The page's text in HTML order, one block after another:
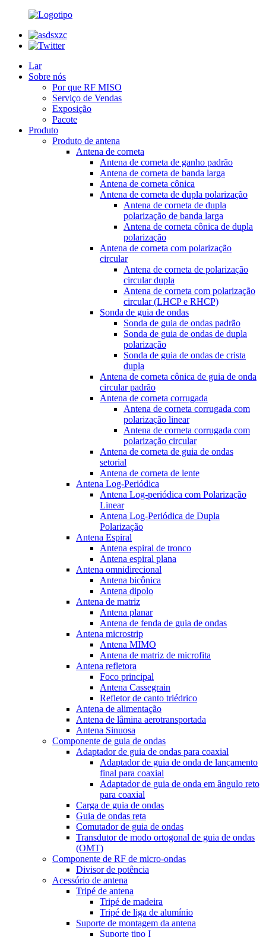
Lar
Sobre nós
Por que RF MISO
Serviço de Vendas
Exposição
Pacote
Produto
Produto de antena
Antena de corneta
Antena de corneta de ganho padrão
Antena de corneta de banda larga
Antena de corneta cônica
Antena de corneta de dupla polarização
Antena de corneta de dupla
polarização de banda larga
Antena de corneta cônica de dupla
polarização
Antena de corneta com polarização
circular
Antena de corneta de polarização
circular dupla
Antena de corneta com polarização
circular (LHCP e RHCP)
Sonda de guia de ondas
Sonda de guia de ondas padrão
Sonda de guia de ondas de dupla
polarização
Sonda de guia de ondas de crista
dupla
Antena de corneta cônica de guia de onda
circular padrão
Antena de corneta corrugada
Antena de corneta corrugada com
polarização linear
Antena de corneta corrugada com
polarização circular
Antena de corneta de guia de ondas
setorial
Antena de corneta de lente
Antena Log-Periódica
Antena Log-periódica com Polarização
Linear
Antena Log-Periódica de Dupla
Polarização
Antena Espiral
Antena espiral de tronco
Antena espiral plana
Antena omnidirecional
Antena bicônica
Antena dipolo
Antena de matriz
Antena planar
Antena de fenda de guia de ondas
Antena microstrip
Antena MIMO
Antena de matriz de microfita
Antena refletora
Foco principal
Antena Cassegrain
Refletor de canto triédrico
Antena de alimentação
Antena de lâmina aerotransportada
Antena Sinuosa
Componente de guia de ondas
Adaptador de guia de ondas para coaxial
Adaptador de guia de onda de lançamento
final para coaxial
Adaptador de guia de onda em ângulo reto
para coaxial
Carga de guia de ondas
Guia de ondas reta
Comutador de guia de ondas
Transdutor de modo ortogonal de guia de ondas
(OMT)
Componente de RF de micro-ondas
Divisor de potência
Acessório de antena
Tripé de antena
Tripé de madeira
Tripé de liga de alumínio
Suporte de montagem da antena
Suporte tipo I